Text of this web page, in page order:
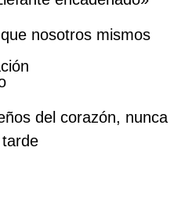
nosotros mismos
del corazón, nunca